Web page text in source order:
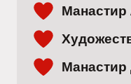
Манастир